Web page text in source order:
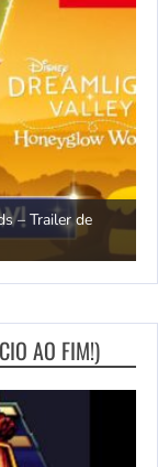
– Trailer de
AO FIM!)